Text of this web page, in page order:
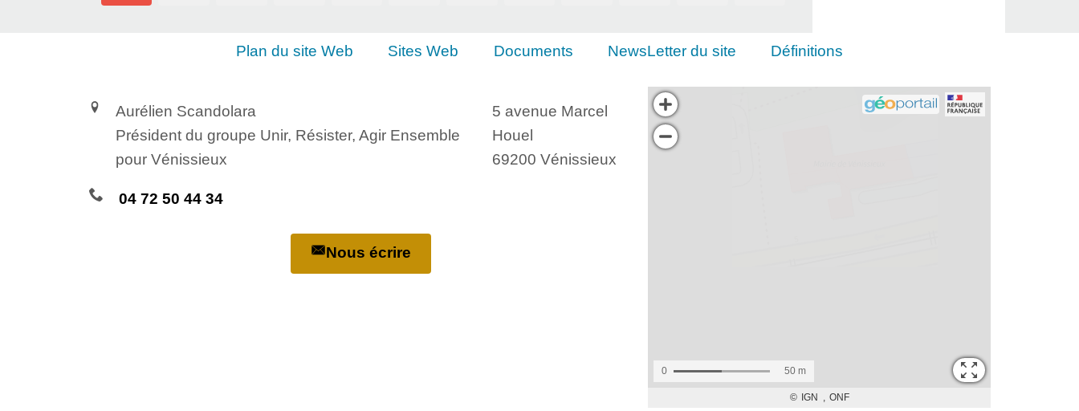
Plan du site Web Sites Web Documents NewsLetter du site Définitions
Aurélien Scandolara
Président du groupe Unir, Résister, Agir Ensemble
pour Vénissieux
5 avenue Marcel
Houel
69200 Vénissieux
04 72 50 44 34
Nous écrire